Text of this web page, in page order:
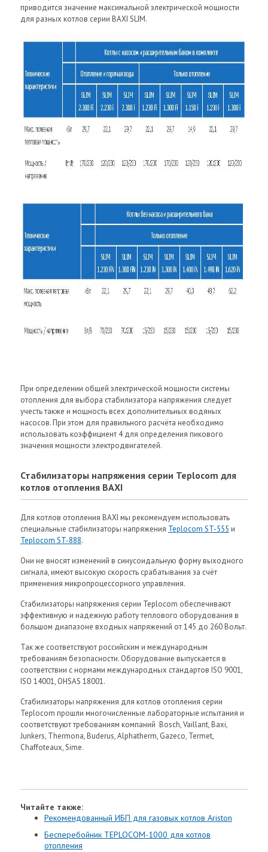
приводится значение максимальной электрической мощности
для разных котлов серии BAXI SLIM.
При определении общей электрической мощности системы
отопления для выбора стабилизатора напряжения следует
учесть также и мощность всех дополнительных водяных
насосов. При этом для правильного расчёта необходимо
использовать коэффициент 4 для определения пикового
значения мощности электродвигателей.
Стабилизаторы напряжения серии Teplocom для
котлов отопления BAXI
Для котлов отопления BAXI мы рекомендуем использовать
специальные стабилизаторы напряжения Teplocom ST-555 и
Teplocom ST-888.
Они не вносят изменений в синусоидальную форму выходного
сигнала, имеют высокую скорость срабатывания за счёт
применения микропроцессорного управления.
Стабилизаторы напряжения серии Teplocom обеспечивают
эффективную и надежную работу теплового оборудования в
большом диапазоне входных напряжений от 145 до 260 Вольт.
Так же соответствуют российским и международным
требованиям безопасности. Оборудование выпускается в
соответствии с нормами международных стандартов ISO 9001,
ISO 14001, OHSAS 18001.
Стабилизаторы напряжения для котлов отопления серии
Teplocom прошли многочисленные лабораторные испытания и
соответствуют требованиям компаний Bosch, Vaillant, Baxi,
Junkers, Thermona, Buderus, Alphatherm, Gazeco, Termet,
Chaffoteaux, Sime.
Читайте также:
Рекомендованный ИБП для газовых котлов Ariston
Бесперебойник TEPLOCOM-1000 для котлов
отопления